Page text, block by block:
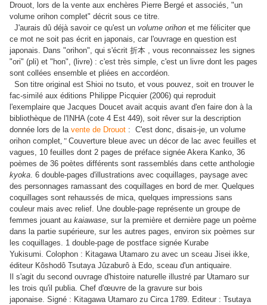
Drouot, lors de la vente aux enchères Pierre Bergé et associés, "un
volume orihon complet" décrit sous ce titre.
J'aurais dû déjà savoir ce qu'est un volume orihon et me féliciter que
ce mot ne soit pas écrit en japonais, car l'ouvrage en question est
japonais. Dans "orihon", qui s'écrit 折本 , vous reconnaissez les signes
"ori" (pli) et "hon", (livre) : c'est très simple, c'est un livre dont les pages
sont collées ensemble et pliées en accordéon.
Son titre original est Shioi no tsuto, et vous pouvez, soit en trouver le
fac-similé aux éditions Philippe Picquier (2006) qui reproduit
l'exemplaire que Jacques Doucet avait acquis avant d'en faire don à la
bibliothèque de l'INHA (cote 4 Est 449), soit rêver sur la description
donnée lors de la vente de Drouot : C'est donc, disais-je, un volume
orihon complet, " Couverture bleue avec un décor de lac avec feuilles et
vagues, 10 feuilles dont 2 pages de préface signée Akera Kanko, 36
poèmes de 36 poètes différents sont rassemblés dans cette anthologie
kyoka. 6 double-pages d'illustrations avec coquillages, paysage avec
des personnages ramassant des coquillages en bord de mer. Quelques
coquillages sont rehaussés de mica, quelques impressions sans
couleur mais avec relief. Une double-page représente un groupe de
femmes jouant au kaiawase, sur la première et dernière page un poème
dans la partie supérieure, sur les autres pages, environ six poèmes sur
les coquillages. 1 double-page de postface signée Kurabe
Yukisumi. Colophon : Kitagawa Utamaro zu avec un sceau Jisei ikke,
éditeur Kôshodô Tsutaya Jûzaburô à Edo, sceau d'un antiquaire.
Il s'agit du second ouvrage d'histoire naturelle illustré par Utamaro sur
les trois qu'il publia. Chef d'œuvre de la gravure sur bois
japonaise. Signé : Kitagawa Utamaro zu Circa 1789. Editeur : Tsutaya